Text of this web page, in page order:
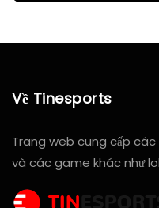
Về Tinesports
Trang web cung cấp
và các game khác như